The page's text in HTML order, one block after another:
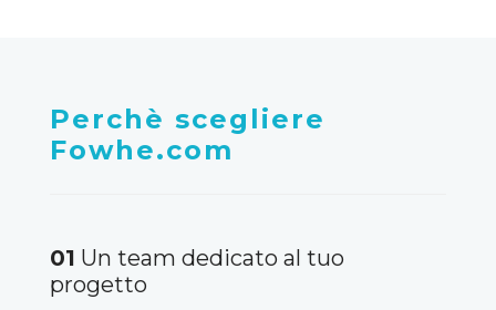
Perchè scegliere
Fowhe.com
01 Un team dedicato al tuo
progetto